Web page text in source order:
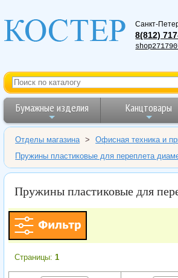
Санкт-
8(812)
Бумажные изделия Канцтовары
Отделы магазина > Офисная техника и
Пружины пластиковые для переплета
Пружины пластиковые для
Страницы: 1